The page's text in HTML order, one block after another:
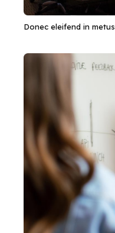
Donec eleifend in metus